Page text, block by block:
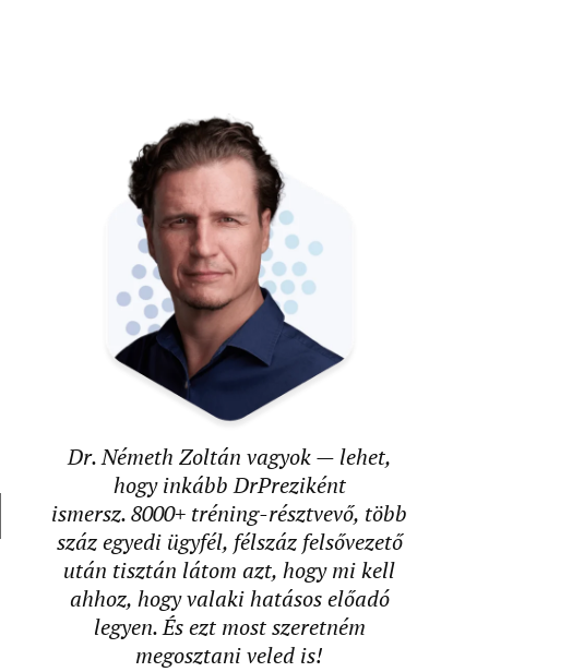
Dr. Németh Zoltán vagyok — lehet,
hogy inkább DrPreziként
ismersz. 8000+ tréning-résztvevő, több
száz egyedi ügyfél, félszáz felsővezető
után tisztán látom azt, hogy mi kell
ahhoz, hogy valaki hatásos előadó
legyen. És ezt most szeretném
megosztani veled is!